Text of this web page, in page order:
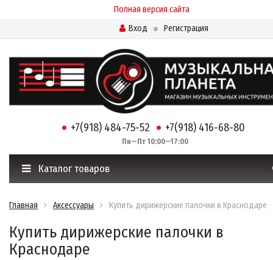
Полная версия сайта
Вход
Регистрация
+7(918) 484-75-52 +7(918) 416-68-80
Пн—Пт 10:00—17:00
Каталог товаров
Главная Аксессуары Купить дирижерские палочки в Краснодаре
Купить дирижерские палочки в
Краснодаре